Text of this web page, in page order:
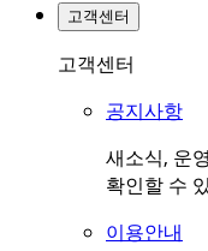
고객센터
고객센터
공지사항
새소식, 운
확인할 수
이용안내